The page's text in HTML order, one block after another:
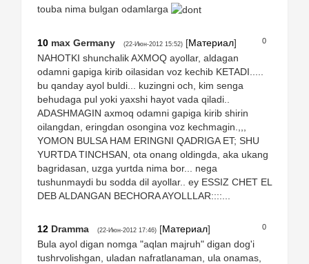
touba nima bulgan odamlarga
0
10 max Germany (22-Июн-2012 15:52) [Материал]
NAHOTKI shunchalik AXMOQ ayollar, aldagan
odamni gapiga kirib oilasidan voz kechib KETADI.....
bu qanday ayol buldi... kuzingni och, kim senga
behudaga pul yoki yaxshi hayot vada qiladi..
ADASHMAGIN axmoq odamni gapiga kirib shirin
oilangdan, eringdan osongina voz kechmagin.,,,
YOMON BULSA HAM ERINGNI QADRIGA ET; SHU
YURTDA TINCHSAN, ota onang oldingda, aka ukang
bagridasan, uzga yurtda nima bor... nega
tushunmaydi bu sodda dil ayollar.. ey ESSIZ CHET EL
DEB ALDANGAN BECHORA AYOLLLAR::::...
0
12 Dramma (22-Июн-2012 17:46) [Материал]
Bula ayol digan nomga "aqlan majruh" digan dog'i
tushrvolishgan, uladan nafratlanaman, ula onamas,